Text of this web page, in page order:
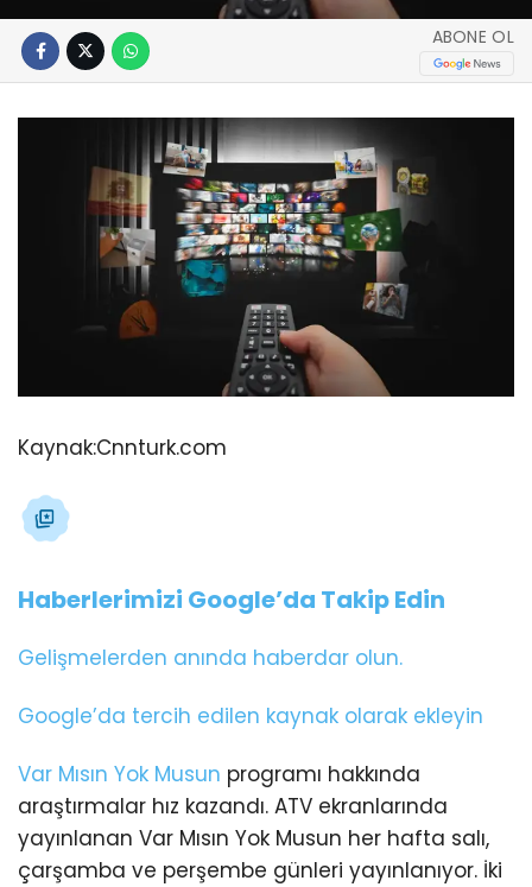
ABONE OL
Kaynak:Cnnturk.com
Haberlerimizi Google’da Takip Edin
Gelişmelerden anında haberdar olun.
Google’da tercih edilen kaynak olarak ekleyin
Var Mısın Yok Musun programı hakkında
araştırmalar hız kazandı. ATV ekranlarında
yayınlanan Var Mısın Yok Musun her hafta salı,
çarşamba ve perşembe günleri yayınlanıyor. İki